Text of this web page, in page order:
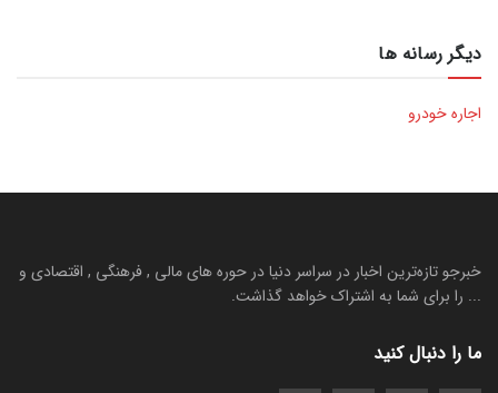
دیگر رسانه ها
اجاره خودرو
خبرجو تازه‌ترین اخبار در سراسر دنیا در حوره های مالی , فرهنگی , اقتصادی و
... را برای شما به اشتراک خواهد گذاشت.
ما را دنبال کنید